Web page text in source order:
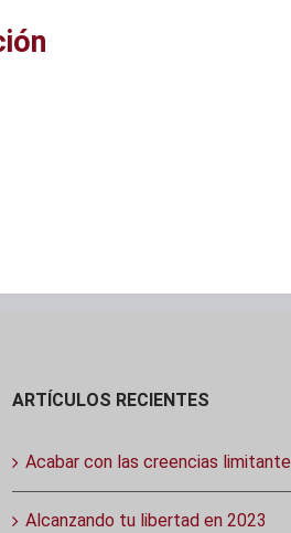
ARTÍCULOS RECIENTES
Acabar con las creencias
Alcanzando tu libertad en 2023